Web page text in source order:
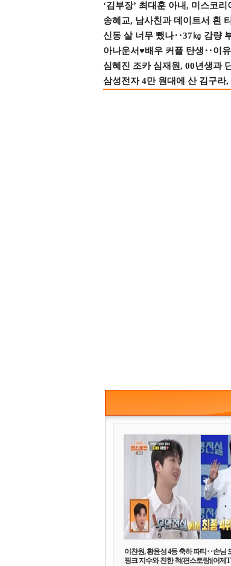
‘김부장’ 최대훈 아내, 미스코
송혜교, 남사친과 데이트서 흰
신동 살 너무 뺐나‥37㎏ 감량
아나운서♥배우 커플 탄생‥이
심혜진 조카 심재원, 00년생과
삼성전자 4만 원대에 산 김구라
이찬원, 황윤성 4등 축하 파티‥손님
핑크 지수와 친한 척(편스토랑)[어제